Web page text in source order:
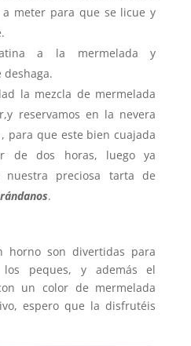
a meter para que se licue y
a la mermelada y
deshaga.
la mezcla de mermelada
reservamos en la nevera
para que este bien cuajada
de dos horas, luego ya
nuestra preciosa tarta de
.
son divertidas para
peques, y además el
un color de mermelada
espero que la disfrutéis